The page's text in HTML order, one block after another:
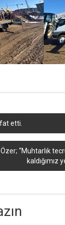
etti.
“Muhtarlık
kaldığımız